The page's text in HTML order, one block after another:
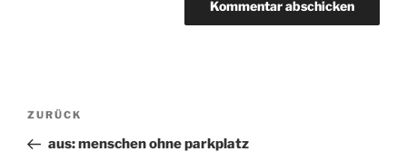
Beitragsnavigation
Vorheriger
Beitrag
ZURÜCK
aus: menschen ohne parkplatz